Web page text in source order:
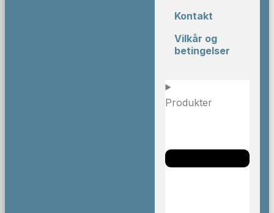
Kontakt
Vilkår og
betingelser
Produkter